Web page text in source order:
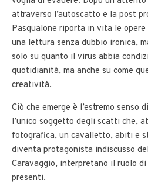
attraverso l’autoscatto e la post
Pasqualone riporta in vita le
una lettura senza dubbio ironica,
solo su quanto il virus abbia
quotidianità, ma anche su come
creatività.
Ciò che emerge è l’estremo senso
l’unico soggetto degli scatti che,
fotografica, un cavalletto, abiti e
diventa protagonista indiscusso
Caravaggio, interpretano il ruolo
presenti.